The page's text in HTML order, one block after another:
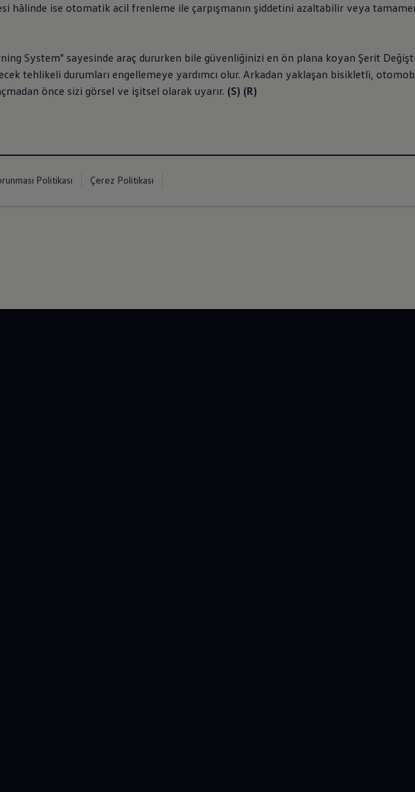
hâlinde ise otomatik acil frenleme ile çarpışmanın şiddetini azaltabilir veya
System" sayesinde araç dururken bile güvenliğinizi en ön plana koyan Şerit
tehlikeli durumları engellemeye yardımcı olur. Arkadan yaklaşan bisikletli,
önce sizi görsel ve işitsel olarak uyarır. (S) (R)
Politikası Çerez Politikası